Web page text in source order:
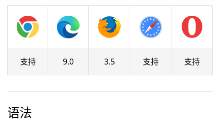
支持 9.0 3.5 支持 支持
语法